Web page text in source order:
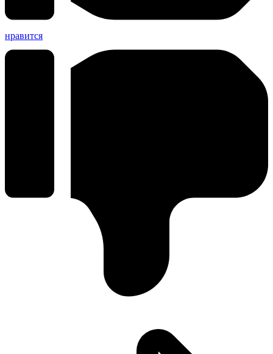
нравится